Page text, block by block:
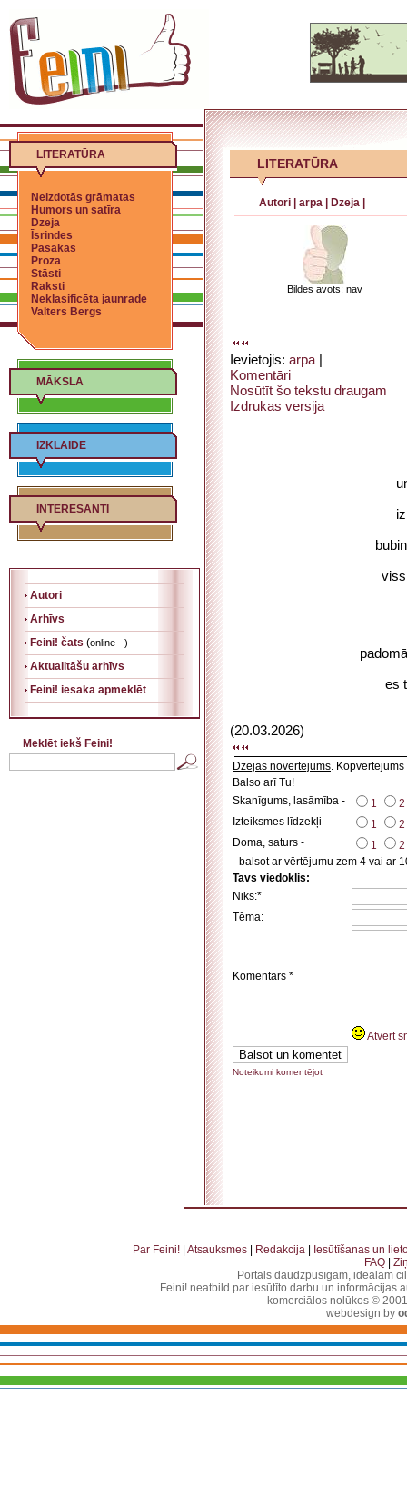
LITERATŪRA
Neizdotās grāmatas
Humors un satīra
Dzeja
Īsrindes
Pasakas
Proza
Stāsti
Raksti
Neklasificēta jaunrade
Valters Bergs
MĀKSLA
IZKLAIDE
INTERESANTI
Autori
Arhīvs
Feini! čats (online - )
Aktualitāšu arhīvs
Feini! iesaka apmeklēt
Meklēt iekš Feini!
LITERATŪRA
Autori arpa Dzeja
Bildes avots: nav
Ievietojis: arpa |
Komentāri
Nosūtīt šo tekstu draugam
Izdrukas versija
es
(20.03.2026)
Dzejas novērtējums.
Balso arī Tu!
Skanīgums, lasāmība -
1
2
Izteiksmes līdzekļi -
1
2
Doma, saturs -
1
2
- balsot ar vērtējumu zem 4 vai ar
Tavs viedoklis:
Niks:*
Tēma:
Komentārs *
Atvērt
Noteikumi komentējot
Par Feini! Atsauksmes Redakcija
Iesūtīšanas un
FAQ
Portāls daudzpusīgam, ideālam
Feini! neatbild par iesūtīto darbu un informācijas
komerciālos nolūkos ©
webdesign by